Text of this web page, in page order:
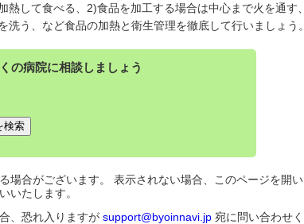
して食べる、2)食品を加工する場合は中心まで火を通す、
う、など食品の加熱と衛生管理を徹底して行いましょう。
の病院に相談しましょう
場合がございます。 表示されない場合、このページを開い
いたします。
、恐れ入りますが support@byoinnavi.jp宛に問い合わせく